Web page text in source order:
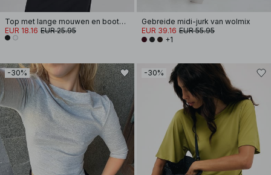
Top met lange mouwen en boothals
EUR 18.16 EUR 25.95
Gebreide midi-jurk van wolmix
EUR 39.16 EUR 55.95
+1
-30% -30%